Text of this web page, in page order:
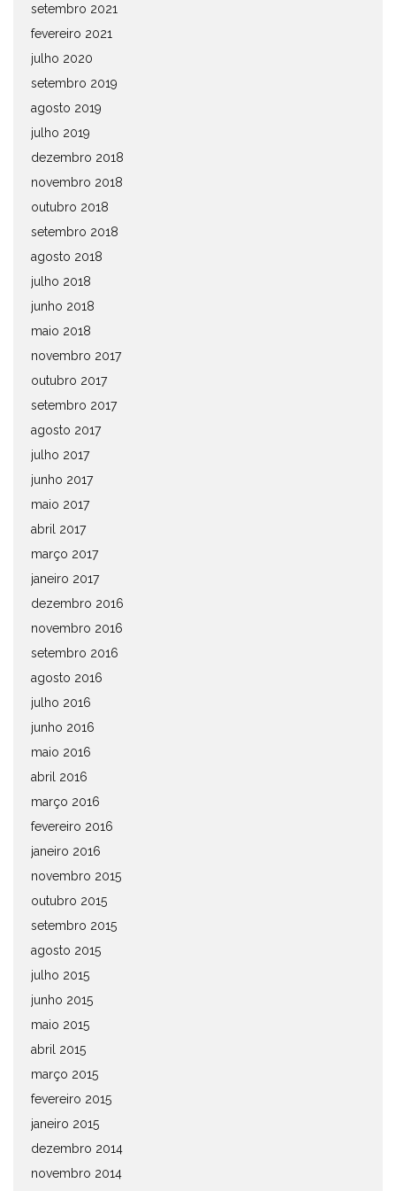
setembro 2021
fevereiro 2021
julho 2020
setembro 2019
agosto 2019
julho 2019
dezembro 2018
novembro 2018
outubro 2018
setembro 2018
agosto 2018
julho 2018
junho 2018
maio 2018
novembro 2017
outubro 2017
setembro 2017
agosto 2017
julho 2017
junho 2017
maio 2017
abril 2017
março 2017
janeiro 2017
dezembro 2016
novembro 2016
setembro 2016
agosto 2016
julho 2016
junho 2016
maio 2016
abril 2016
março 2016
fevereiro 2016
janeiro 2016
novembro 2015
outubro 2015
setembro 2015
agosto 2015
julho 2015
junho 2015
maio 2015
abril 2015
março 2015
fevereiro 2015
janeiro 2015
dezembro 2014
novembro 2014